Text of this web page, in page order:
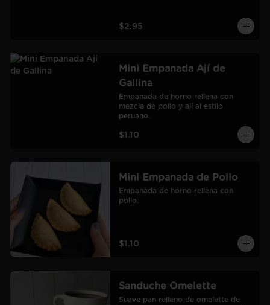
$2.95
Mini Empanada Ají de
Gallina
Empanada de horno rellena con
mezcla de pollo y ají al estilo
peruano.
$1.10
Mini Empanada de Pollo
Empanada de horno rellena con
pollo.
$1.10
Sanduche Omelette
Suave pan relleno de omelette de